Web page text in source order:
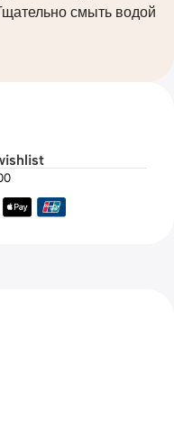
смыть водой